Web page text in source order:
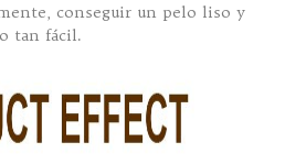
conseguir un pelo liso y
tan fácil.